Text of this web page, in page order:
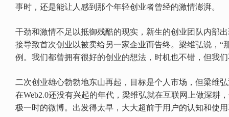
事时，还是能让人感到那个年轻创业者曾经的激情澎湃。
干劲和激情不足以抵御残酷的现实，新生的创业团队内部
接导致首次创业以被卖给另一家企业而告终。梁维弘说，“
例。我们都曾拥有很好的创业的想法，时机也不错，但我
二次创业雄心勃勃地东山再起，目标是个人市场，但梁维
在Web2.0还没有兴起的年代，梁维弘就在互联网上做深耕
极一时的微博。出发得太早，大大超前于用户的认知和使